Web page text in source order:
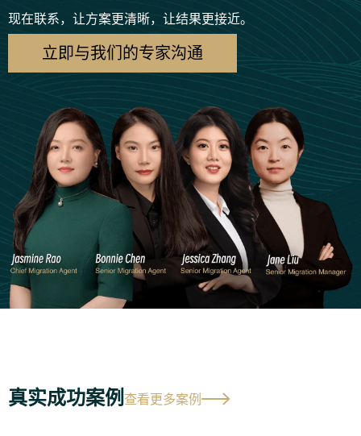
现在联系，让方案更清晰，让结果更接近。
立即与我们的专家沟通
真实成功案例查看更多案例